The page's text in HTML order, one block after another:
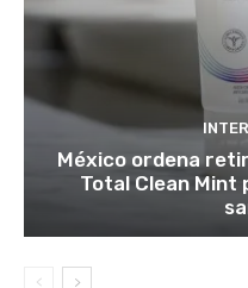
México ordena
Total Clean Mint